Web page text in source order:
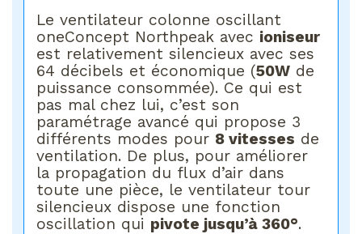
Le ventilateur colonne oscillant
oneConcept Northpeak avec ioniseur
est relativement silencieux avec ses
64 décibels et économique (50W de
puissance consommée). Ce qui est
pas mal chez lui, c’est son
paramétrage avancé qui propose 3
différents modes pour 8 vitesses de
ventilation. De plus, pour améliorer
la propagation du flux d’air dans
toute une pièce, le ventilateur tour
silencieux dispose une fonction
oscillation qui pivote jusqu’à 360°.